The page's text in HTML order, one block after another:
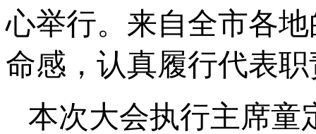
心举行。来自全市各
命感，认真履行代表
本次大会执行主席童